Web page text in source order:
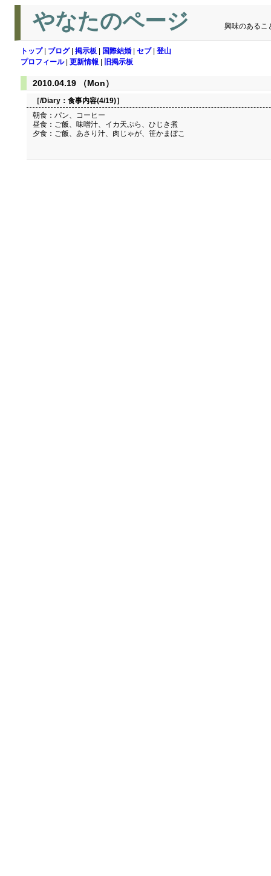
やなたのページ 興味のあるこ
トップ| ブログ| 掲示板 国際結婚 セブ| 登山
プロフィール| 更新情報 旧掲示板
2010.04.19 （Mon）
［/Diary： 食事内容(4/19)］
朝食：パン、コーヒー
昼食：ご飯、味噌汁、イカ天ぷら、ひじき煮
夕食：ご飯、あさり汁、肉じゃが、笹かまぼこ